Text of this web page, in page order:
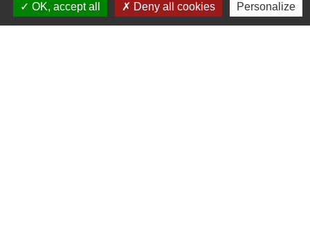
OK, accept all
Deny all cookies Personalize